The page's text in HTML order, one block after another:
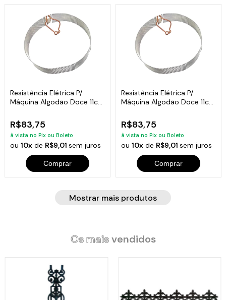
Resistência Elétrica P/
Máquina Algodão Doce 11cm
R$83,75
à vista no Pix ou Boleto
ou10x de R$9,01sem juros
Comprar
Resistência Elétrica P/
Máquina Algodão Doce 11cm
R$83,75
à vista no Pix ou Boleto
ou 10xde R$9,01 sem juros
Comprar
Mostrar mais produtos
Os maisvendidos